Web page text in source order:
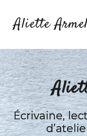
contenuAliette
Écrivaine,